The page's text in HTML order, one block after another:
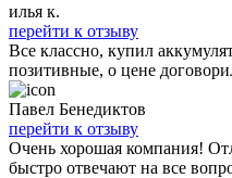
илья к.
перейти к отзыву
Все классно, купил
позитивные, о цене
Павел Бенедиктов
перейти к отзыву
Очень хорошая компания!
быстро отвечают на все